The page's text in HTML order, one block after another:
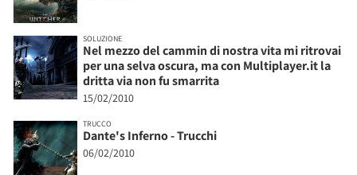
SOLUZIONE
Nel mezzo del cammin di nostra vita mi ritrovai
per una selva oscura, ma con Multiplayer.it la
dritta via non fu smarrita
15/02/2010
TRUCCO
Dante's Inferno - Trucchi
06/02/2010